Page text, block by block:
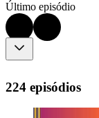
Último episódio
224 episódios